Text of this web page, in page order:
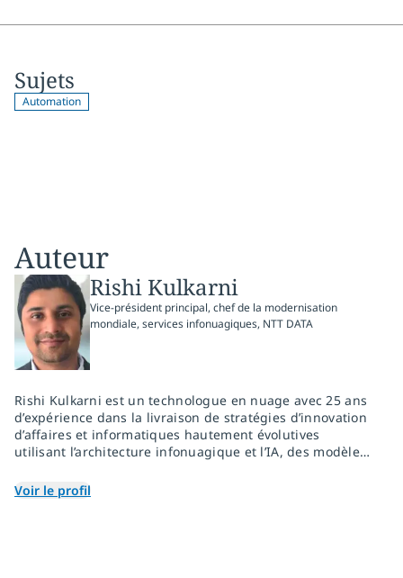
Sujets
Automation
Auteur
Rishi Kulkarni
Vice-président principal, chef de la modernisation
mondiale, services infonuagiques, NTT DATA
Rishi Kulkarni est un technologue en nuage avec 25 ans
d’expérience dans la livraison de stratégies d’innovation
d’affaires et informatiques hautement évolutives
utilisant l’architecture infonuagique et l’IA, des modèles
industriel. Il a réussi à bâtir des équipes de pratique
diversifiées et performantes et à stimuler une croissance
Voir le profil